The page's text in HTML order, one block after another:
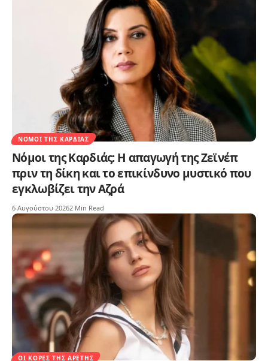
ΝΌΜΟΙ ΤΗΣ ΚΑΡΔΙΆΣ
Νόμοι της Καρδιάς: Η απαγωγή της Ζεϊνέπ
πριν τη δίκη και το επικίνδυνο μυστικό που
εγκλωβίζει την Αζρά
6 Αυγούστου 20262 Min Read
ΟΙ ΚΌΡΕΣ ΤΗΣ ΑΡΕΤΉΣ